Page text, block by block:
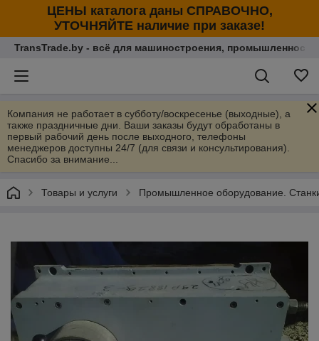
ЦЕНЫ каталога даны СПРАВОЧНО,
УТОЧНЯЙТЕ наличие при заказе!
TransTrade.by - всё для машиностроения,
Компания не работает в субботу/воскресенье (выходные), а
также праздничные дни. Ваши заказы будут обработаны в
первый рабочий день после выходного, телефоны
менеджеров доступны 24/7 (для связи и консультирования).
Спасибо за внимание...
Товары и услуги Промышленное оборудование.